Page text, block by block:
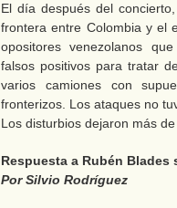
El día después del
frontera entre Colombia y el
opositores venezolanos
falsos positivos para tratar
varios camiones con
fronterizos. Los ataques no
Los disturbios dejaron más
Respuesta a Rubén Blades
Por Silvio Rodríguez